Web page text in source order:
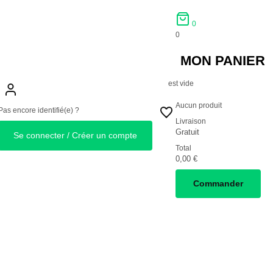
encore identifié(e) ?
Se connecter / Créer un compte
0
0
MON PANIER
est vide
Aucun produit
Livraison
Gratuit
Total
0,00 €
Commander